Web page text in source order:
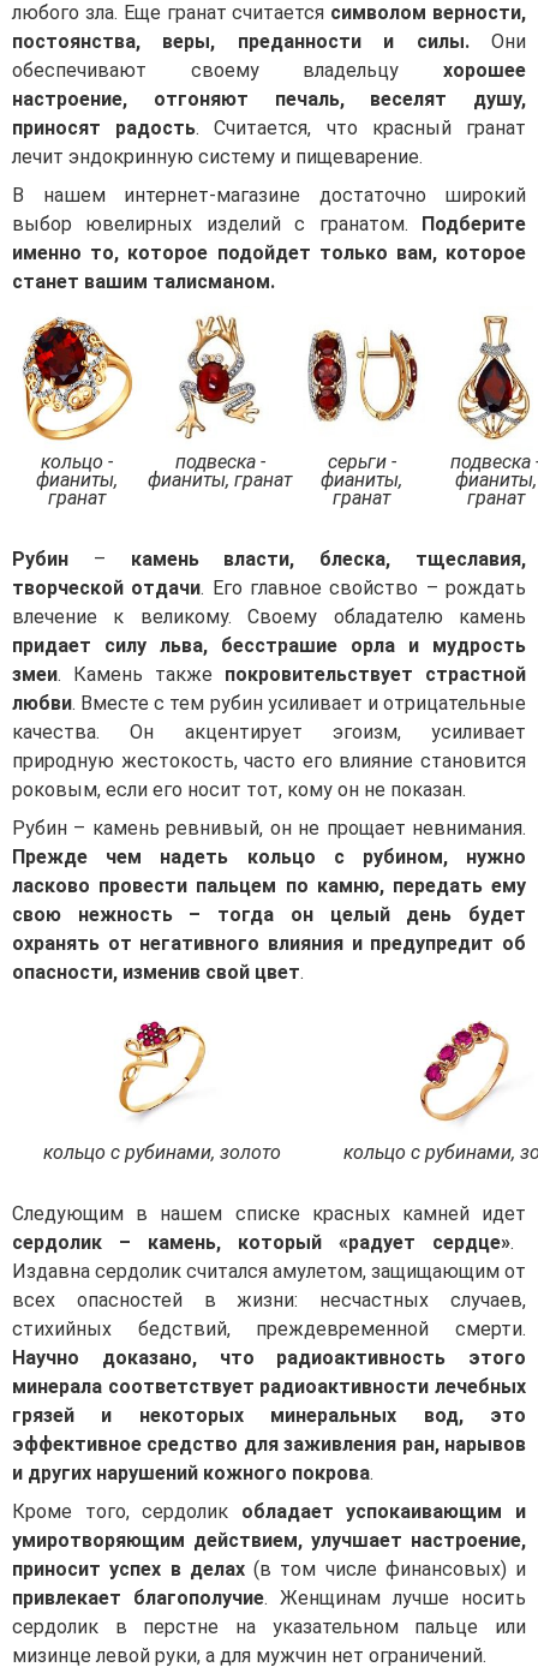
любого зла. Еще гранат считается символом верности,
постоянства, веры, преданности и силы.Они
обеспечивают своему владельцу хорошее
настроение, отгоняют печаль, веселят душу,
приносят радость. Считается, что красный гранат
лечит эндокринную систему и пищеварение.
В нашем интернет-магазине достаточно широкий
выбор ювелирных изделий с гранатом. Подберите
именно то, которое подойдет только вам, которое
станет вашим талисманом.
кольцо -
фианиты,
гранат
подвеска -
фианиты, гранат
серьги -
фианиты,
гранат
подвеска
фианиты,
гранат
Рубин – камень власти, блеска, тщеславия,
творческой отдачи. Его главное свойство – рождать
влечение к великому. Своему обладателю камень
придает силу льва, бесстрашие орла и мудрость
змеи. Камень также покровительствует страстной
любви. Вместе с тем рубин усиливает и отрицательные
качества. Он акцентирует эгоизм, усиливает
природную жестокость, часто его влияние становится
роковым, если его носит тот, кому он не показан.
Рубин – камень ревнивый, он не прощает невнимания.
Прежде чем надеть кольцо с рубином, нужно
ласково провести пальцем по камню, передать ему
свою нежность – тогда он целый день будет
охранять от негативного влияния и предупредит об
опасности, изменив свой цвет.
кольцо с рубинами, золото кольцо с рубинами,
Следующим в нашем списке красных камней идет
сердолик – камень, который «радует сердце».
Издавна сердолик считался амулетом, защищающим от
всех опасностей в жизни: несчастных случаев,
стихийных бедствий, преждевременной смерти.
Научно доказано, что радиоактивность этого
минерала соответствует радиоактивности лечебных
грязей и некоторых минеральных вод, это
эффективное средство для заживления ран, нарывов
и других нарушений кожного покрова.
Кроме того, сердолик обладает успокаивающим и
умиротворяющим действием, улучшает настроение,
приносит успех в делах(в том числе финансовых) и
привлекает благополучие. Женщинам лучше носить
сердолик в перстне на указательном пальце или
мизинце левой руки, а для мужчин нет ограничений.